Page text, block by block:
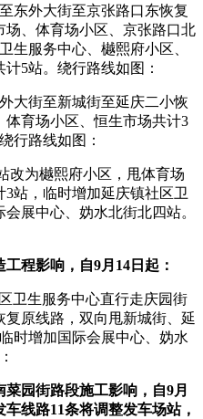
外大街至京张路口东恢复
场、体育场小区、京张路口北
生服务中心、樾熙府小区、
5站。绕行路线如图：
街至新城街至延庆二小恢
育场小区、恒生市场共计3
行路线如图：
为樾熙府小区，甩体育场
站，临时增加延庆镇社区卫
展中心、妫水北街北四站。
程影响，自9月14日起：
生服务中心直行走庆园街
原线路，双向甩新城街、延
时增加国际会展中心、妫水
园街路段施工影响，自9月
线路11条将调整发车场站，